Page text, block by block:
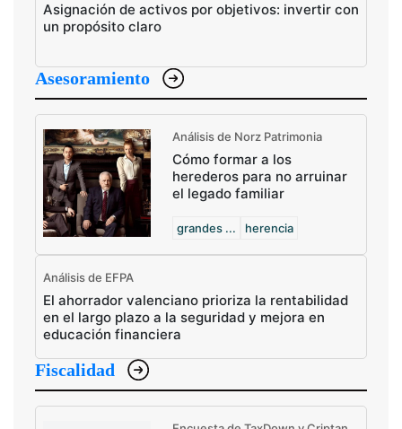
Asignación de activos por objetivos: invertir con
un propósito claro
Asesoramiento
Análisis de Norz Patrimonia
Cómo formar a los
herederos para no arruinar
el legado familiar
grandes ... herencia
Análisis de EFPA
El ahorrador valenciano prioriza la rentabilidad
en el largo plazo a la seguridad y mejora en
educación financiera
Fiscalidad